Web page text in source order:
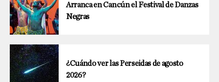
Arranca en Cancún el Festival de Danzas
Negras
¿Cuándo ver las Perseidas de agosto
2026?